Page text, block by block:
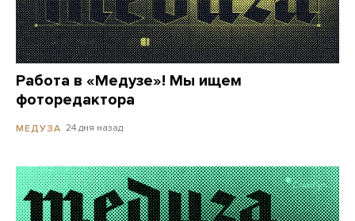
Работа в «Медузе»! Мы ищем
фоторедактора
МЕДУЗА 24 дня назад